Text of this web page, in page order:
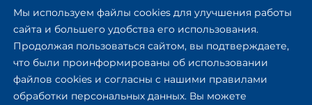
Мы используем файлы cookies для улучшения работы
сайта и большего удобства его использования.
Продолжая пользоваться сайтом, вы подтверждаете,
что были проинформированы об использовании
файлов cookies и согласны с нашими правилами
обработки персональных данных. Вы можете
Ул. Молодогвардейская, 244,
главный корпус
8 (846) 278-43-11
rector@samgtu.ru